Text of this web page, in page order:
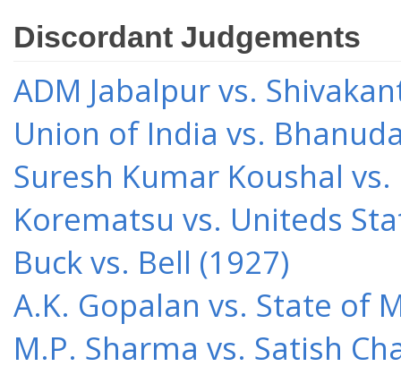
Discordant Judgements
ADM Jabalpur vs.
Union of India vs.
Suresh Kumar Koushal
Korematsu vs. Uniteds
Buck vs. Bell (1927)
A.K. Gopalan vs. State of
M.P. Sharma vs. Satish